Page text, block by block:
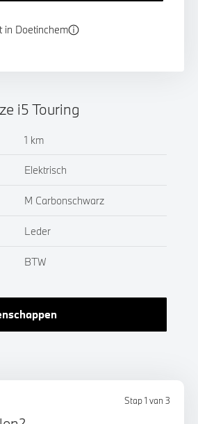
in Doetinchem
Stap 1 van 3
i5 Touring
1 km
Elektrisch
M Carbonschwarz
Leder
BTW